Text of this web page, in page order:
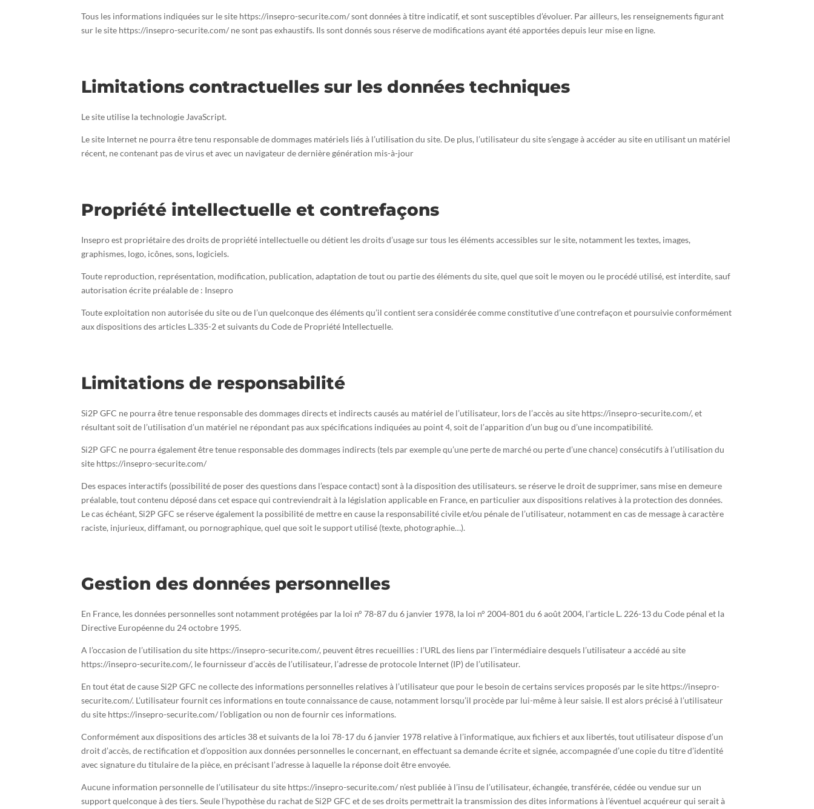
Tous les informations indiquées sur le site https://insepro-securite.com/ sont données à titre indicatif, et sont susceptibles d’évoluer. Par ailleurs, les renseignements figurant
sur le site https://insepro-securite.com/ ne sont pas exhaustifs. Ils sont donnés sous réserve de modifications ayant été apportées depuis leur mise en ligne.
Limitations contractuelles sur les données techniques
Le site utilise la technologie JavaScript.
Le site Internet ne pourra être tenu responsable de dommages matériels liés à l’utilisation du site. De plus, l’utilisateur du site s’engage à accéder au site en utilisant un matériel
récent, ne contenant pas de virus et avec un navigateur de dernière génération mis-à-jour
Propriété intellectuelle et contrefaçons
Insepro est propriétaire des droits de propriété intellectuelle ou détient les droits d’usage sur tous les éléments accessibles sur le site, notamment les textes, images,
graphismes, logo, icônes, sons, logiciels.
Toute reproduction, représentation, modification, publication, adaptation de tout ou partie des éléments du site, quel que soit le moyen ou le procédé utilisé, est interdite, sauf
autorisation écrite préalable de : Insepro
Toute exploitation non autorisée du site ou de l’un quelconque des éléments qu’il contient sera considérée comme constitutive d’une contrefaçon et poursuivie conformément
aux dispositions des articles L.335-2 et suivants du Code de Propriété Intellectuelle.
Limitations de responsabilité
Si2P GFC ne pourra être tenue responsable des dommages directs et indirects causés au matériel de l’utilisateur, lors de l’accès au site https://insepro-securite.com/, et
résultant soit de l’utilisation d’un matériel ne répondant pas aux spécifications indiquées au point 4, soit de l’apparition d’un bug ou d’une incompatibilité.
Si2P GFC ne pourra également être tenue responsable des dommages indirects (tels par exemple qu’une perte de marché ou perte d’une chance) consécutifs à l’utilisation du
site https://insepro-securite.com/
Des espaces interactifs (possibilité de poser des questions dans l’espace contact) sont à la disposition des utilisateurs. se réserve le droit de supprimer, sans mise en demeure
préalable, tout contenu déposé dans cet espace qui contreviendrait à la législation applicable en France, en particulier aux dispositions relatives à la protection des données.
Le cas échéant, Si2P GFC se réserve également la possibilité de mettre en cause la responsabilité civile et/ou pénale de l’utilisateur, notamment en cas de message à caractère
raciste, injurieux, diffamant, ou pornographique, quel que soit le support utilisé (texte, photographie…).
Gestion des données personnelles
En France, les données personnelles sont notamment protégées par la loi n° 78-87 du 6 janvier 1978, la loi n° 2004-801 du 6 août 2004, l’article L. 226-13 du Code pénal et la
Directive Européenne du 24 octobre 1995.
A l’occasion de l’utilisation du site https://insepro-securite.com/, peuvent êtres recueillies : l’URL des liens par l’intermédiaire desquels l’utilisateur a accédé au site
https://insepro-securite.com/, le fournisseur d’accès de l’utilisateur, l’adresse de protocole Internet (IP) de l’utilisateur.
En tout état de cause Si2P GFC ne collecte des informations personnelles relatives à l’utilisateur que pour le besoin de certains services proposés par le site https://insepro-
securite.com/. L’utilisateur fournit ces informations en toute connaissance de cause, notamment lorsqu’il procède par lui-même à leur saisie. Il est alors précisé à l’utilisateur
du site https://insepro-securite.com/ l’obligation ou non de fournir ces informations.
Conformément aux dispositions des articles 38 et suivants de la loi 78-17 du 6 janvier 1978 relative à l’informatique, aux fichiers et aux libertés, tout utilisateur dispose d’un
droit d’accès, de rectification et d’opposition aux données personnelles le concernant, en effectuant sa demande écrite et signée, accompagnée d’une copie du titre d’identité
avec signature du titulaire de la pièce, en précisant l’adresse à laquelle la réponse doit être envoyée.
Aucune information personnelle de l’utilisateur du site https://insepro-securite.com/ n’est publiée à l’insu de l’utilisateur, échangée, transférée, cédée ou vendue sur un
support quelconque à des tiers. Seule l’hypothèse du rachat de Si2P GFC et de ses droits permettrait la transmission des dites informations à l’éventuel acquéreur qui serait à